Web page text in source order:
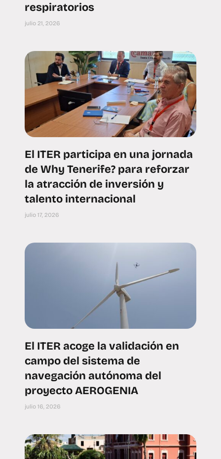
respiratorios
julio 21, 2026
El ITER participa en una jornada
de Why Tenerife? para reforzar
la atracción de inversión y
talento internacional
julio 17, 2026
El ITER acoge la validación en
campo del sistema de
navegación autónoma del
proyecto AEROGENIA
julio 16, 2026